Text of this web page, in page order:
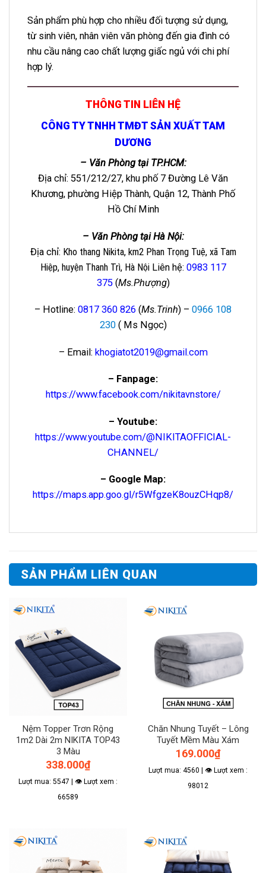
Sản phẩm phù hợp cho nhiều đối tượng sử dụng,
từ sinh viên, nhân viên văn phòng đến gia đình có
nhu cầu nâng cao chất lượng giấc ngủ với chi phí
hợp lý.
THÔNG TIN LIÊN HỆ
CÔNG TY TNHH TMĐT SẢN XUẤT TAM
DƯƠNG
– Văn Phòng tại TP.HCM:
Địa chỉ: 551/212/27, khu phố 7 Đường Lê Văn
Khương, phường Hiệp Thành, Quận 12, Thành Phố
Hồ Chí Minh
– Văn Phòng tại Hà Nội:
Địa chỉ: Kho thang Nikita, km2 Phan Trọng Tuệ, xã Tam
Hiệp, huyện Thanh Trì, Hà Nội Liên hệ: 0983 117
375(Ms.Phượng)
– Hotline: 0817 360 826 (Ms.Trinh) – 0966 108
230( Ms Ngọc)
– Email: khogiatot2019@gmail.com
– Fanpage:
https://www.facebook.com/nikitavnstore/
– Youtube:
https://www.youtube.com/@NIKITAOFFICIAL-
CHANNEL/
– Google Map:
https://maps.app.goo.gl/r5WfgzeK8ouzCHqp8/
SẢN PHẨM LIÊN QUAN
Nệm Topper Trơn Rộng
1m2 Dài 2m NIKITA TOP43
3 Màu
338.000₫
Lượt mua: 5547 | 👁 Lượt xem :
66589
nhiều
Chăn Nhung Tuyết – Lông
Tuyết Mềm Màu Xám
169.000₫
Lượt mua: 4560 | 👁 Lượt xem :
98012